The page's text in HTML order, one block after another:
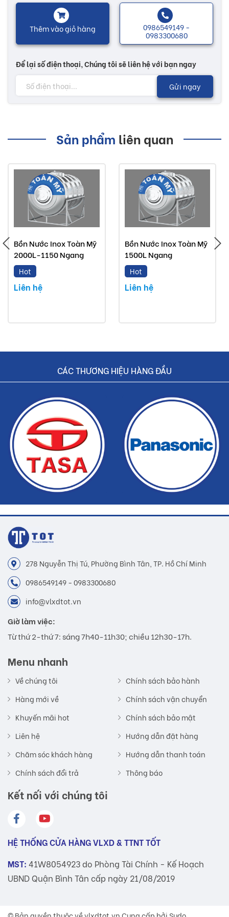
Công nghệ dập cổ liền bồn được ứng dụng lên sản phẩm
bồn nước inox Toàn Mỹ để đảm bảo được độ bền và tính
Nhiều mẫu mã đa dạng, sẽ có thêm nhiều sự lựa chọn tùy
theo nhu cầu của mỗi người. Các sản phẩm bồn nước được
thiết kế phù hợp với mọi không gian như nhà ở, nhà hàng,
Lưu ý:
Hình ảnh quý khách đang xem có thể khác 2/10 so
với thực tế do công nghệ chụp hình và ánh sáng.
Đơn giá trên chưa bao gồm Vận chuyển và Khuyến
mãi.
Buildshop cam kết:
Bồn nước inox Toàn Mỹ mà Buildshop bán là sản
phẩm chính hãng.
Hoàn tiền nếu phát hiện hàng giả, hàng nhái.
Thêm vào giỏ hàng 0986549149 -
0983300680
Để lại số điện thoại, Chúng tôi sẽ liên hệ với bạn ngay
Gửi ngay
Sản phẩm liên quan
Bồn Nước Inox Toàn Mỹ
2000L-1150 Ngang
Hot
Liên hệ
Bồn Nước Inox Toàn Mỹ
1500L Ngang
Hot
Liên hệ
CÁC THƯƠNG HIỆU HÀNG ĐẦU
278 Nguyễn Thị Tú, Phường Bình Tân, TP. Hồ Chí Minh
0986549149 - 0983300680
info@vlxdtot.vn
Giờ làm việc:
Từ thứ 2-thứ 7: sáng 7h40-11h30; chiều 12h30-17h.
Menu nhanh
Về chúng tôi
Hàng mới về
Khuyến mãi hot
Liên hệ
Chăm sóc khách hàng
Chính sách đổi trả
Chính sách bảo hành
Chính sách vận chuyển
Chính sách bảo mật
Hướng dẫn đặt hàng
Hướng dẫn thanh toán
Thông báo
Kết nối với chúng tôi
HỆ THỐNG CỬA HÀNG VLXD & TTNT TỐT
MST: 41W8054923 do Phòng Tài Chính - Kế Hoạch
UBND Quận Bình Tân cấp ngày 21/08/2019